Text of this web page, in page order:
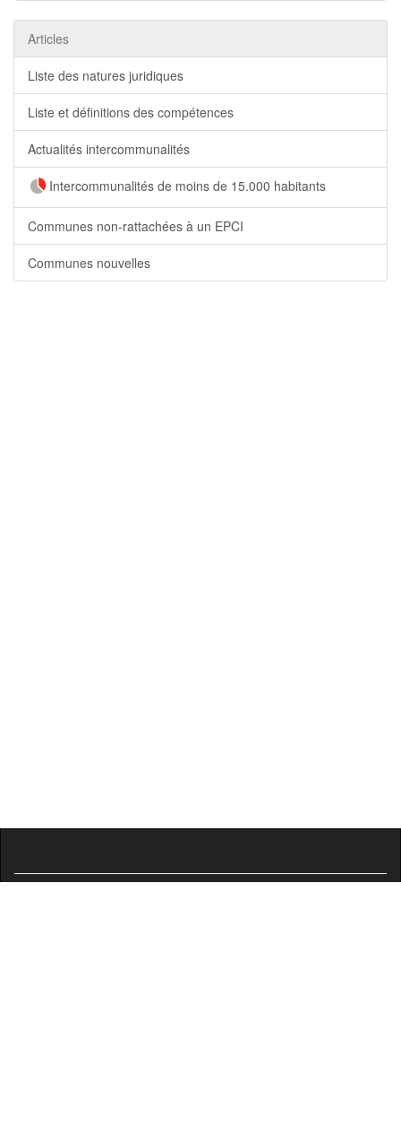
Articles
Liste des natures juridiques
Liste et définitions des compétences
Actualités intercommunalités
Intercommunalités de moins de 15.000 habitants
Communes non-rattachées à un EPCI
Communes nouvelles